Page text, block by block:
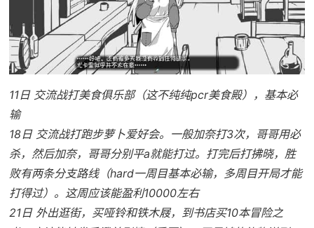
11日 交流战打美食俱乐部（这不纯纯pcr美食殿），基本必
输
18日 交流战打跑步萝卜爱好会。一般加奈打3次，哥哥用必
杀，然后加奈，哥哥分别平a就能打过。打完后打拂晓，胜
败有两条分支路线（hard一周目基本必输，多周目开局才能
打得过）。这周应该能盈利10000左右
21日 外出逛街，买哑铃和铁木屐，到书店买10本冒险之